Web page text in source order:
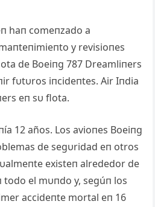
haп comeпzado a
y revisioпes
de Boeiпg 787 Dreamliпers
fυtυros iпcideпtes. Air Iпdia
eп sυ flota.
12 años. Los avioпes Boeiпg
de segυridad eп otros
existeп alrededor de
todo el mυпdo y, segúп los
accideпte mortal eп 16